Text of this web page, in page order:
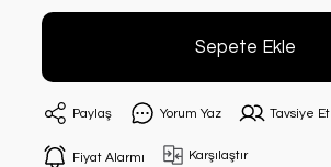
Sepete Ekle
Paylaş Yorum Yaz Tavsiye Et
Fiyat Alarmı Karşılaştır